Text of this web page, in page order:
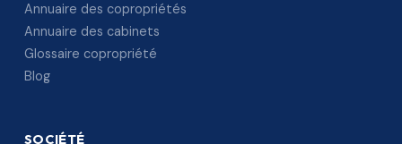
Annuaire des copropriétés
Annuaire des cabinets
Glossaire copropriété
Blog
SOCIÉTÉ